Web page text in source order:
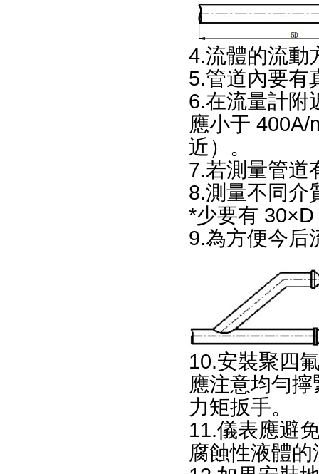
4.流體的流動
5.管道內要有
6.在流量計附
應小于 400A/
近）。
7.若測量管道
8.測量不同介
*少要有
9.為方便今后
10.安裝聚四
應注意均勻擰
力矩扳手。
11.儀表應避
腐蝕性液體的